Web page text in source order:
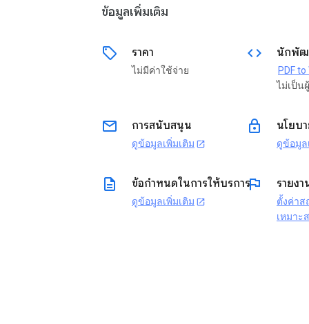
ข้อมูลเพิ่มเติม
sell ราคา
ไม่มีค่าใช้จ่าย
code นักพัฒ
ไม่เป็น
email การสนับสนุน
ดูข้อมูลเพิ่มเติม open_in_new
lock นโยบ
ดูข้อมูล
description ข้อกำหนดในการให้บริการ
ดูข้อมูลเพิ่มเติม open_in_new
flag รายงา
ตั้งค่าส
เหมาะ